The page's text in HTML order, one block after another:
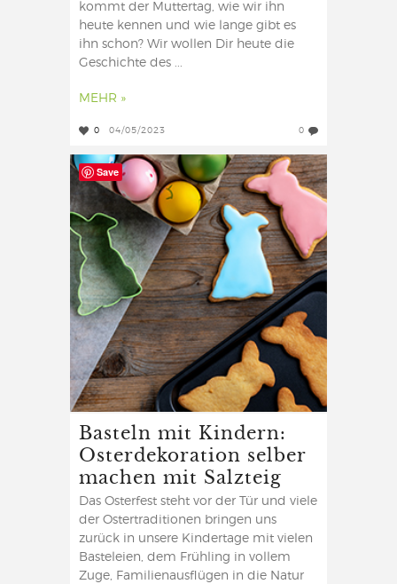
kommt der Muttertag, wie wir ihn
heute kennen und wie lange gibt es
ihn schon? Wir wollen Dir heute die
Geschichte des ...
MEHR »
0 04/05/2023 0
Basteln mit Kindern:
Osterdekoration selber
machen mit Salzteig
Das Osterfest steht vor der Tür und viele
der Ostertraditionen bringen uns
zurück in unsere Kindertage mit vielen
Basteleien, dem Frühling in vollem
Zuge, Familienausflügen in die Natur
Save